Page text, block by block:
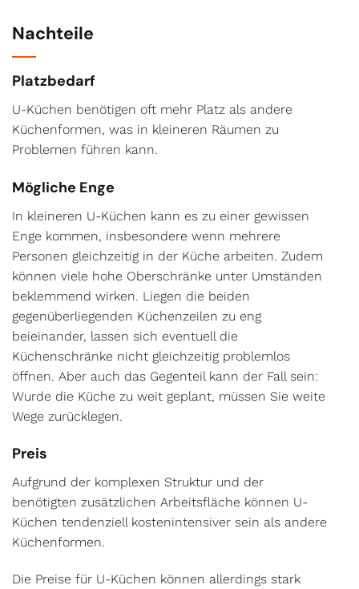
Nachteile
Platzbedarf
U-Küchen benötigen oft mehr Platz als andere
Küchenformen, was in kleineren Räumen zu
Problemen führen kann.
Mögliche Enge
In kleineren U-Küchen kann es zu einer gewissen
Enge kommen, insbesondere wenn mehrere
Personen gleichzeitig in der Küche arbeiten. Zudem
können viele hohe Oberschränke unter Umständen
beklemmend wirken. Liegen die beiden
gegenüberliegenden Küchenzeilen zu eng
beieinander, lassen sich eventuell die
Küchenschränke nicht gleichzeitig problemlos
öffnen. Aber auch das Gegenteil kann der Fall sein:
Wurde die Küche zu weit geplant, müssen Sie weite
Wege zurücklegen.
Preis
Aufgrund der komplexen Struktur und der
benötigten zusätzlichen Arbeitsfläche können U-
Küchen tendenziell kostenintensiver sein als andere
Küchenformen.
Die Preise für U-Küchen können allerdings stark